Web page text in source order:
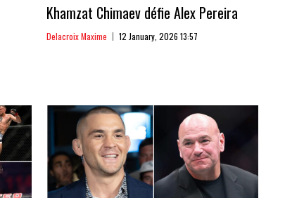
Khamzat Chimaev défie Alex Pereira
Delacroix Maxime 12 January, 2026 13:57